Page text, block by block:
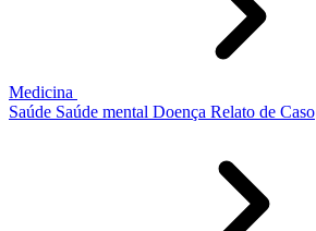
Medicina
Saúde Saúde mental Doença Relato de Caso